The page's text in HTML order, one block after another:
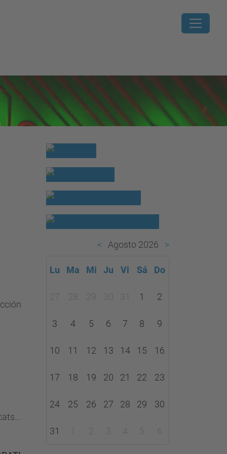
Agosto 2026
h
8
Lu Ma Mi Ju Vi Sá Do
27 28 29 30 31 1 2
3 4 5 6 7 8 9
10 11 12 13 14 15 16
17 18 19 20 21 22 23
24 25 26 27 28 29 30
31 1 2 3 4 5 6